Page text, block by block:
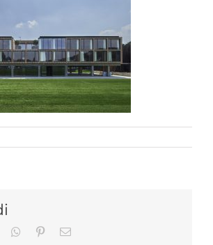
WhatsappPinterestEmail